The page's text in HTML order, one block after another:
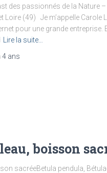
des passionnés de la Nature
Loire (49) Je m’appelle Carole
pour une grande entreprise.
Lire la suite…
4 ans
boisson
sacréeBetula pendula,